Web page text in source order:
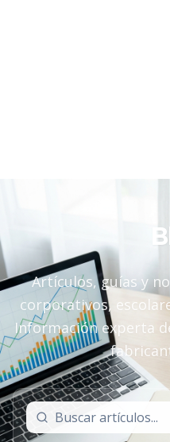
Artículos, guías y
corporativos,
Información experta